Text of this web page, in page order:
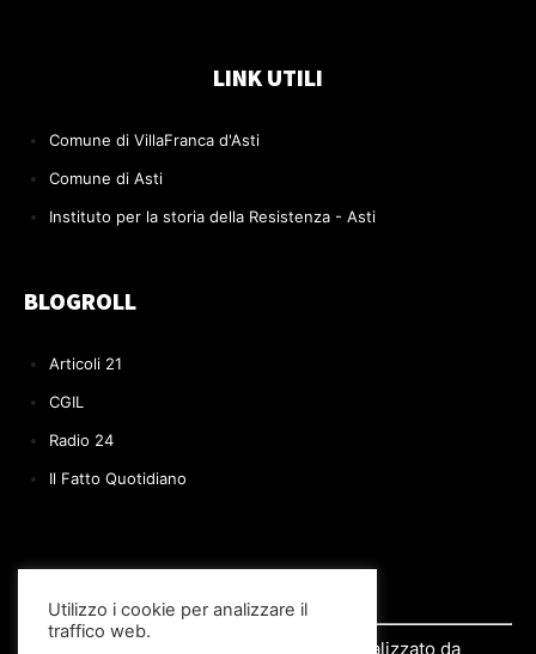
LINK UTILI
Comune di VillaFranca d'Asti
Comune di Asti
Instituto per la storia della Resistenza - Asti
BLOGROLL
Articoli 21
CGIL
Radio 24
Il Fatto Quotidiano
© 2022 Il BLOG di Paolo Volpe | Realizzato da
Utilizzo i cookie per analizzare il
traffico web.